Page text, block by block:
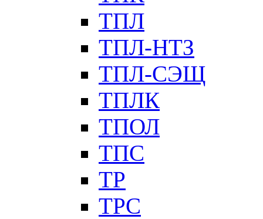
ТПЛ
ТПЛ-НТЗ
ТПЛ-СЭЩ
ТПЛК
ТПОЛ
ТПС
ТР
ТРС